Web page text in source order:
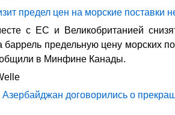
предел цен на морские поставки
с ЕС и Великобританией
баррель предельную цену морских
в Минфине Канады.
договорились о